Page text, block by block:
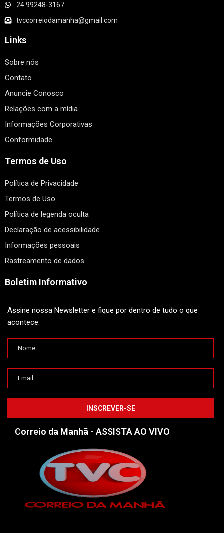
24 99248-3167
tvccorreiodamanha@gmail.com
Links
Sobre nós
Contato
Anuncie Conosco
Relações com a mídia
Informações Corporativas
Conformidade
Termos de Uso
Política de Privacidade
Termos de Uso
Política de legenda oculta
Declaração de acessibilidade
Informações pessoais
Rastreamento de dados
Boletim Informativo
Assine nossa Newsletter e fique por dentro de tudo o que
acontece.
Correio da Manhã - ASSISTA AO VIVO